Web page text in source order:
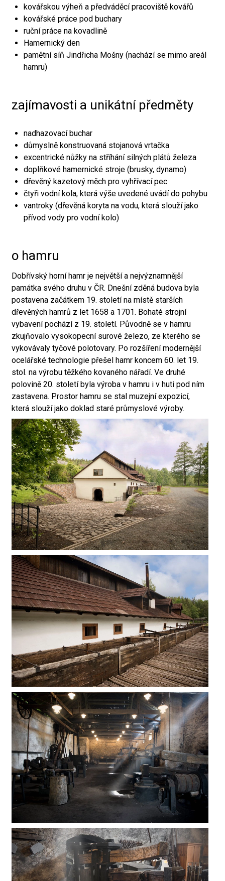
kovářskou výheň a předváděcí pracoviště kovářů
kovářské práce pod buchary
ruční práce na kovadlině
Hamernický den
pamětní síň Jindřicha Mošny (nachází se mimo areál
hamru)
zajímavosti a unikátní předměty
nadhazovací buchar
důmyslně konstruovaná stojanová vrtačka
excentrické nůžky na stříhání silných plátů železa
doplňkové hamernické stroje (brusky, dynamo)
dřevěný kazetový měch pro vyhřívací pec
čtyři vodní kola, která výše uvedené uvádí do pohybu
vantroky (dřevěná koryta na vodu, která slouží jako
přívod vody pro vodní kolo)
o hamru
Dobřívský horní hamr je největší a nejvýznamnější
památka svého druhu v ČR. Dnešní zděná budova byla
postavena začátkem 19. století na místě starších
dřevěných hamrů z let 1658 a 1701. Bohaté strojní
vybavení pochází z 19. století. Původně se v hamru
zkujňovalo vysokopecní surové železo, ze kterého se
vykovávaly tyčové polotovary. Po rozšíření modernější
ocelářské technologie přešel hamr koncem 60. let 19.
stol. na výrobu těžkého kovaného nářadí. Ve druhé
polovině 20. století byla výroba v hamru i v huti pod ním
zastavena. Prostor hamru se stal muzejní expozicí,
která slouží jako doklad staré průmyslové výroby.